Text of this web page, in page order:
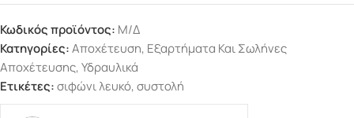
Κωδικός προϊόντος: Μ/Δ
Κατηγορίες:Αποχέτευση, Εξαρτήματα Και Σωλήνες
Αποχέτευσης,Υδραυλικά
Ετικέτες:σιφώνι λευκό,συστολή